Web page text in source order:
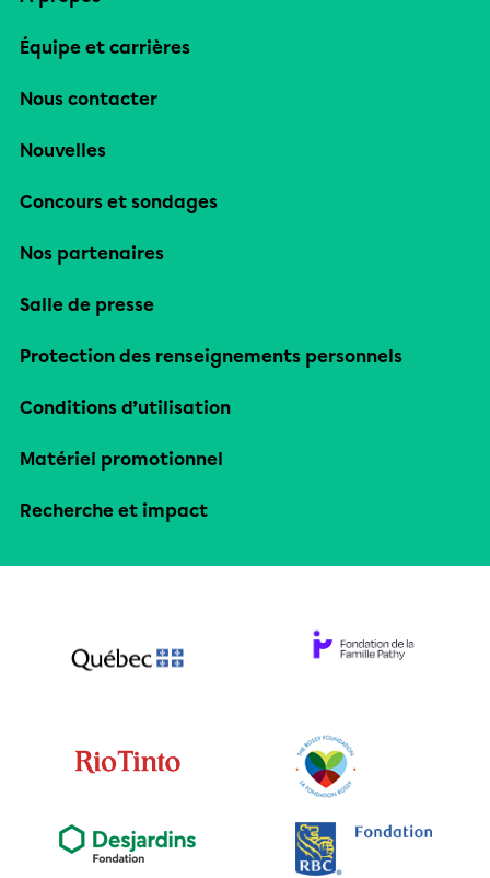
Équipe et carrières
Nous contacter
Nouvelles
Concours et sondages
Nos partenaires
Salle de presse
Protection des renseignements personnels
Conditions d’utilisation
Matériel promotionnel
Recherche et impact